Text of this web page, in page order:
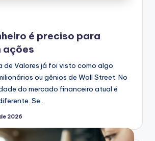
é preciso para
ações
de Valores já foi visto como algo
ou gênios de Wall Street. No
do mercado financeiro atual é
Se…
2026